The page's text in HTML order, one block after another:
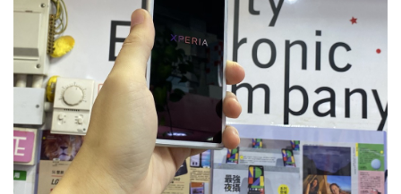
IT Times
生成式AI與雲端應用
Enterprise Digital Transformation
特集